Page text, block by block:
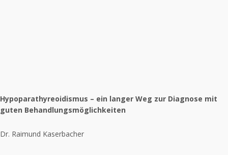
Hypoparathyreoidismus – ein langer Weg zur Diagnose mit
guten Behandlungsmöglichkeiten
Dr. Raimund Kaserbacher